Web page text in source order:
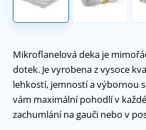
Mikroflanelová deka je
dotek. Je vyrobena z vysoce
lehkostí, jemností a výbornou
vám maximální pohodlí v
zachumlání na gauči nebo v